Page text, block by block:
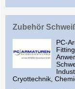
Zubehör
PC-
Cryottechnik,